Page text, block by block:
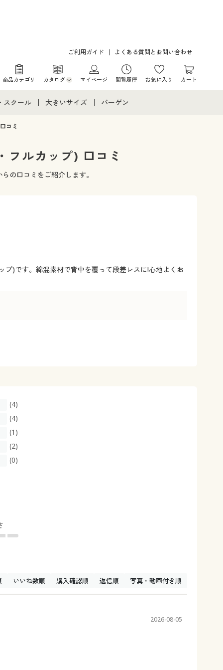
ご利用ガイド よくある質問とお問い合わせ
商品カテゴリ カタログ
カタログ・チラシからのご注文
マイページ 閲覧履歴 お気に入り カート
ト
スクール
スクールすべて
学生服
ア・ティーンズ下着
大きいサイズ
大きいサイズ レディース服
大きいサイズ レディース下着
バーゲン
シークレットセール
口コミ
フルカップ) 口コミ
の口コミをご紹介します。
)です。綿混素材で背中を覆って段差レスに!心地よくお
(4)
(4)
(1)
(2)
(0)
いいね数順 購入確認順 返信順 写真・動画付き順
2026-08-05